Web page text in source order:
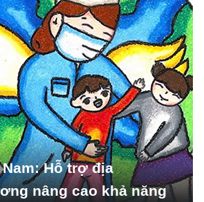
Hỗ trợ địa
nâng cao khả năng